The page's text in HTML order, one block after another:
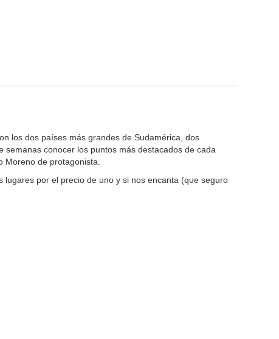
los dos países más grandes de Sudamérica, dos
conocer los puntos más destacados de cada
Moreno de protagonista.
lugares por el precio de uno y si nos encanta (que seguro